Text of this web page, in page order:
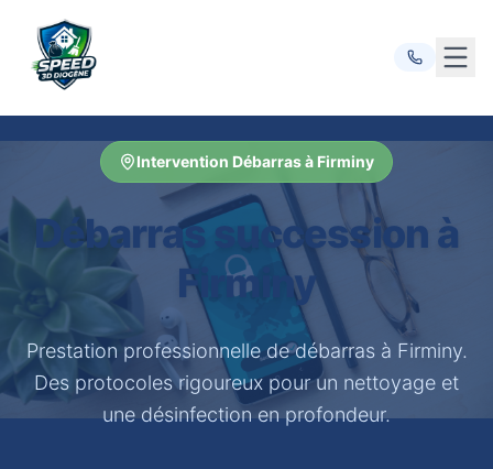
Intervention Débarras à Firminy
Débarras succession à
Firminy
Prestation professionnelle de débarras à Firminy.
Des protocoles rigoureux pour un nettoyage et
une désinfection en profondeur.